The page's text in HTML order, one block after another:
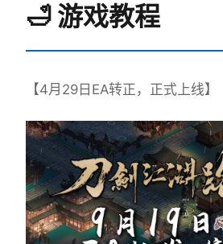
🛁 游戏教程
【4月29日EA转正，正式上线】